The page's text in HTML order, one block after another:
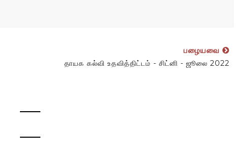
பழையவை
தாயக கல்வி உதவித்திட்டம் - சிட்னி - ஜூலை 2022